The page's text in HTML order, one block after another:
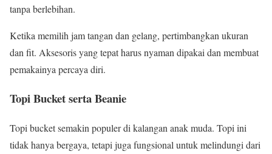
tanpa berlebihan.
Ketika memilih jam tangan dan gelang, pertimbangkan ukuran
dan fit. Aksesoris yang tepat harus nyaman dipakai dan membuat
pemakainya percaya diri.
Topi Bucket serta Beanie
Topi bucket semakin populer di kalangan anak muda. Topi ini
tidak hanya bergaya, tetapi juga fungsional untuk melindungi dari